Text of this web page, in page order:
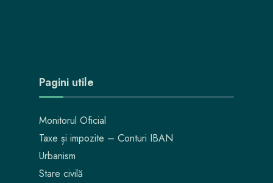
Pagini utile
Monitorul Oficial
Taxe și impozite – Conturi IBAN
Urbanism
Stare civilă